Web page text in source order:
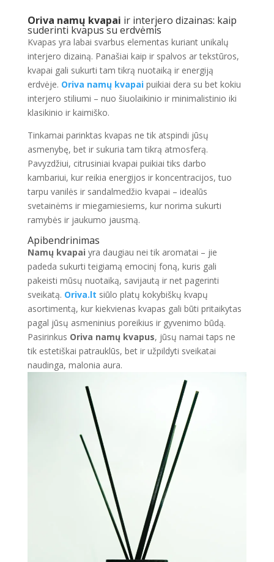
Oriva namų kvapai ir interjero dizainas: kaip
suderinti kvapus su erdvėmis
Kvapas yra labai svarbus elementas kuriant unikalų
interjero dizainą. Panašiai kaip ir spalvos ar tekstūros,
kvapai gali sukurti tam tikrą nuotaiką ir energiją
erdvėje. Oriva namų kvapaipuikiai dera su bet kokiu
interjero stiliumi – nuo šiuolaikinio ir minimalistinio iki
klasikinio ir kaimiško.
Tinkamai parinktas kvapas ne tik atspindi jūsų
asmenybę, bet ir sukuria tam tikrą atmosferą.
Pavyzdžiui, citrusiniai kvapai puikiai tiks darbo
kambariui, kur reikia energijos ir koncentracijos, tuo
tarpu vanilės ir sandalmedžio kvapai – idealūs
svetainėms ir miegamiesiems, kur norima sukurti
ramybės ir jaukumo jausmą.
Apibendrinimas
Namų kvapai yra daugiau nei tik aromatai – jie
padeda sukurti teigiamą emocinį foną, kuris gali
pakeisti mūsų nuotaiką, savijautą ir net pagerinti
sveikatą. Oriva.lt siūlo platų kokybiškų kvapų
asortimentą, kur kiekvienas kvapas gali būti pritaikytas
pagal jūsų asmeninius poreikius ir gyvenimo būdą.
Pasirinkus Oriva namų kvapus, jūsų namai taps ne
tik estetiškai patrauklūs, bet ir užpildyti sveikatai
naudinga, malonia aura.